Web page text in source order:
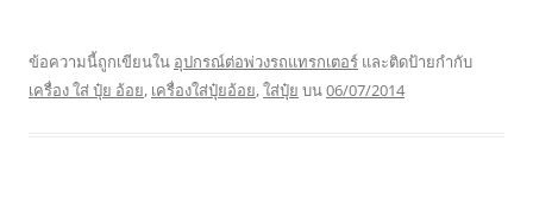
ข้อความนี้ถูกเขียนใน อุปกรณ์ต่อพ่วงรถแทรกเตอร์ และติดป้ายกำกับ
เครื่อง ใส่ ปุ๋ย อ้อย, เครื่องใส่ปุ๋ยอ้อย,ใส่ปุ๋ย บน06/07/2014